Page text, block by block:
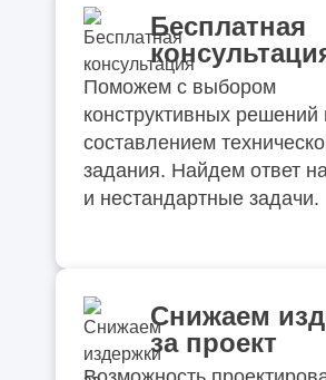
Бесплатная
Поможем с выбором
конструктивных решений
составлением
задания. Найдем ответ
и нестандартные задачи.
Снижаем
за проект